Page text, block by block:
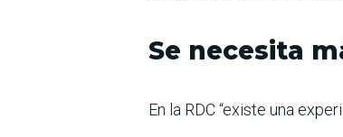
Se necesita
En la RDC “existe una